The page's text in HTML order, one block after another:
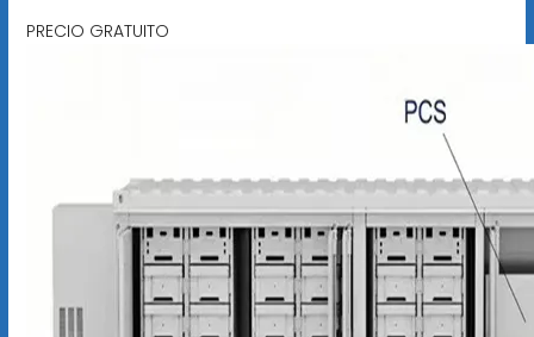
PRECIO GRATUITO